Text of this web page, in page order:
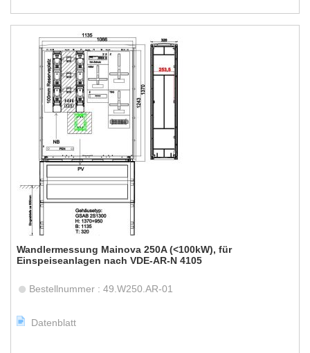
Wandlermessung Mainova 250A (<100kW), für
Einspeiseanlagen nach VDE-AR-N 4105
Bestellnummer : 49.W250.AR-01
Datenblatt